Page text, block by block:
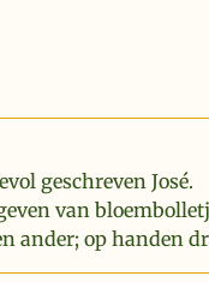
geschreven José.
van
ander; op handen